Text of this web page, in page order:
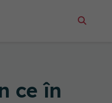
ce în